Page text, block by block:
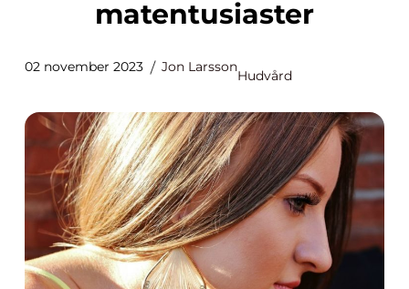
matentusiaster
02 november 2023 Jon Larsson
Hudvård